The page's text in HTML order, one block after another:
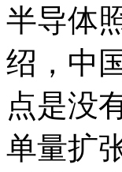
半导体
绍，中
点是没
单量扩